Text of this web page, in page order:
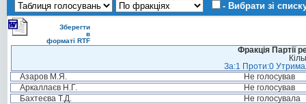
- Вибрати зі
Зберегти
в
форматі RTF
Фракція Партії
За:1 Проти:0
Азаров М.Я.
Не голосував
Аркаллаєв Н.Г.
Не голосував
Бахтеєва Т.Д.
Не голосувала